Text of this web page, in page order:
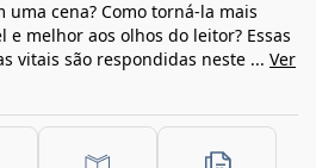
cena? Como torná-la mais
melhor aos olhos do leitor? Essas
vitais são respondidas neste ... Ver